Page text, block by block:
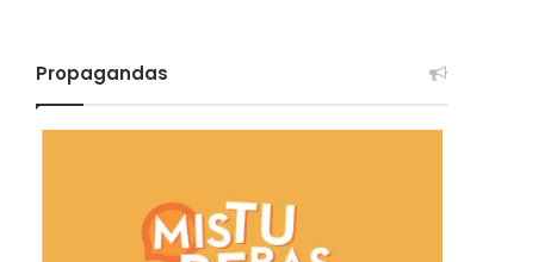
Propagandas